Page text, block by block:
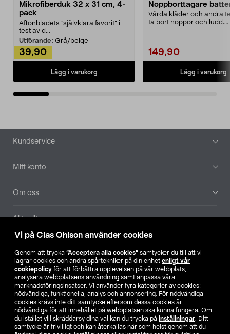
Vi på Clas Ohlson använder cookies
Genom att trycka ”Acceptera alla cookies” samtycker du till att vi
lagrar cookies och andra spårtekniker på din enhet enligt vår
cookiepolicy för att förbättra upplevelsen på vår webbplats,
analysera webbplatsens användning samt anpassa våra
marknadsföringsinsatser. Vi använder fyra kategorier av cookies:
nödvändiga, funktionella, analys och annonsering. För nödvändiga
cookies krävs inte ditt samtycke eftersom dessa cookies är
nödvändiga för att innehållet på webbplatsen ska kunna fungera. Om
du istället vill skräddarsy dina val kan du trycka på inställningar. Ditt
samtycke är frivilligt och kan återkallas när som helst genom att du
Mikrofiberduk 32 x 31 cm, 4-
pack
Aftonbladets "självklara favorit” i
test av d...
Utförande: Grå/beige
39,90
Lägg i varukorg
Noppborttagare
Vårda kläder och andra
ta bort noppor och ludd.
149,90
Lägg i varukorg
Sidfot
Kundservice
Mitt konto
Om oss
Aktuellt
Hitta butik
SE NO FI